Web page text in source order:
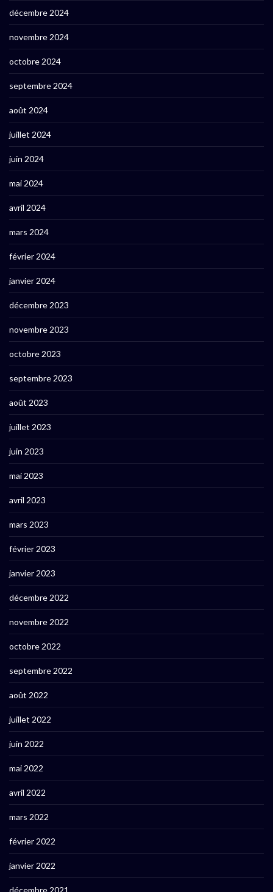
décembre 2024
novembre 2024
octobre 2024
septembre 2024
août 2024
juillet 2024
juin 2024
mai 2024
avril 2024
mars 2024
février 2024
janvier 2024
décembre 2023
novembre 2023
octobre 2023
septembre 2023
août 2023
juillet 2023
juin 2023
mai 2023
avril 2023
mars 2023
février 2023
janvier 2023
décembre 2022
novembre 2022
octobre 2022
septembre 2022
août 2022
juillet 2022
juin 2022
mai 2022
avril 2022
mars 2022
février 2022
janvier 2022